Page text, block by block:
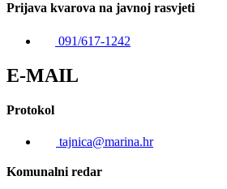
Prijava kvarova na javnoj rasvjeti
091/617-1242
E-MAIL
Protokol
tajnica@marina.hr
Komunalni redar